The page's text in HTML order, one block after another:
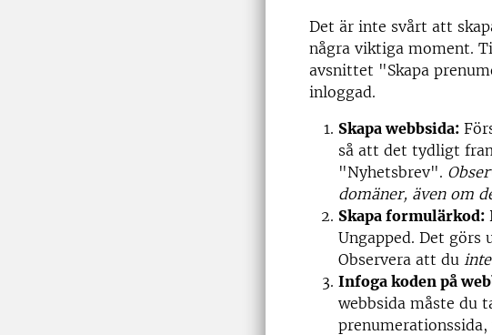
Det är inte svårt att
några viktiga moment.
avsnittet "Skapa
inloggad.
Skapa webbsida:
så att det tydligt
"Nyhetsbrev".
domäner, även om
Skapa formulärkod:
Ungapped. Det görs
Observera att du inte
Infoga koden på
webbsida måste du